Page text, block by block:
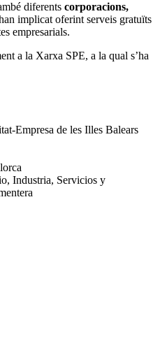
diferents corporacions,
implicat oferint serveis gratuïts
empresarials.
a la Xarxa SPE, a la qual s’ha
Empresa de les Illes Balears
Industria, Servicios y